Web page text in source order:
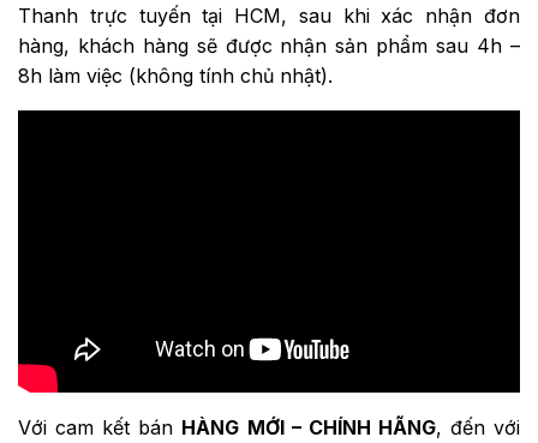
Thanh trực tuyến tại HCM, sau khi xác nhận đơn
hàng, khách hàng sẽ được nhận sản phẩm sau 4h –
8h làm việc (không tính chủ nhật).
Với cam kết bán HÀNG MỚI – CHÍNH HÃNG, đến với